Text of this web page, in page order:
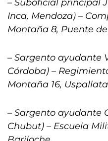
– Suboficial principal
Inca, Mendoza) –
Montaña 8, Puente
– Sargento ayudante
Córdoba) –
Montaña 16,
– Sargento ayudante
Chubut) – Escuela